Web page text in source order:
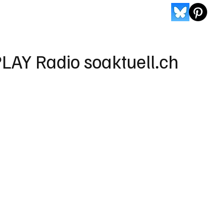
Radio soaktuell.ch